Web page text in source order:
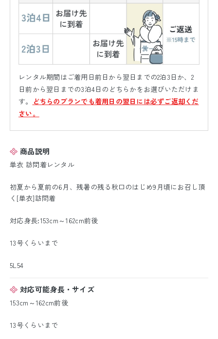
レンタル期間はご着用日前日から翌日までの2泊3日か、2
日前から翌日までの3泊4日のどちらかをお選びいただけま
す。
どちらのプランでも着用日の翌日には必ずご返却くだ
さい。
商品説明
単衣 訪問着レンタル
初夏から夏前の6月、残暑の残る秋口のはじめ9月頃にお召し頂
く[単衣]訪問着
対応身長:153cm～162cm前後
13号くらいまで
5L54
対応可能身長・サイズ
153cm～162cm前後
13号くらいまで